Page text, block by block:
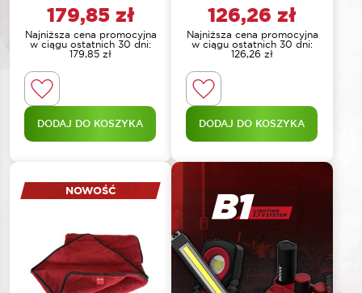
179,85 zł
Najniższa cena promocyjna
w ciągu ostatnich 30 dni:
179,85 zł
DODAJ DO KOSZYKA
126,26 zł
Najniższa cena promocyjna
w ciągu ostatnich 30 dni:
126,26 zł
DODAJ DO KOSZYKA
NOWOŚĆ